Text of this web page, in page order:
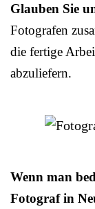
Glauben Sie
Fotografen
die fertige
abzuliefern.
Wenn man
Fotograf in